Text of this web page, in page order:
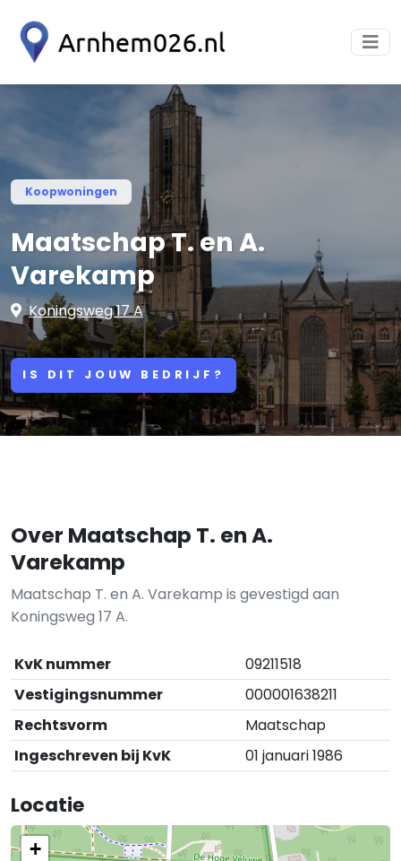
Koopwoningen
Maatschap T. en A.
Varekamp
Koningsweg 17 A
IS DIT JOUW BEDRIJF?
Over Maatschap T. en A.
Varekamp
Maatschap T. en A. Varekamp is gevestigd aan
Koningsweg 17 A.
KvK nummer
09211518
Vestigingsnummer
000001638211
Rechtsvorm
Maatschap
Ingeschreven bij KvK
01 januari 1986
Locatie
+